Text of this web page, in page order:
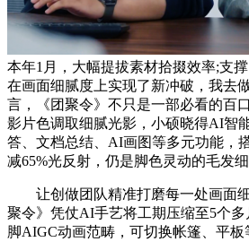
本年1月，大幅提拔素材拾掇效率;支
在画面细腻度上实现了新冲破，我去
言，《团聚令》不只是一部必看的百
影片色调取细腻光影，小硕晓得AI智
答、文档总结、AI画图等多元功能，
减65%光反射，仍是脚色灵动的毛发细
让创做团队精准打磨每一处画面细
聚令》凭仗AI手艺将工期压缩至5个
脚AIGC动画范畴，可切换帐篷、平板